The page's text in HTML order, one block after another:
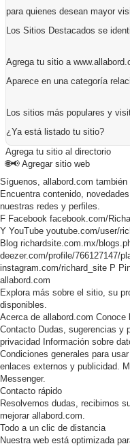
para quienes desean mayor
Los Sitios Destacados se
Agrega tu sitio a
Aparece en una categoría
Los sitios más populares y
¿Ya está listado tu sitio?
Agrega tu sitio al directorio
🌐📢 Agregar sitio web
Síguenos, allabord.com también
Encuentra contenido,
nuestras redes y perfiles.
F Facebook facebook.com/
Y YouTube youtube.com/user/
Blog richardsite.com.mx/
deezer.com/profile/766127147/
instagram.com/richard_site P
allabord.com
Explora más sobre el sitio, su
disponibles.
Acerca de allabord.com Conoce
Contacto Dudas, sugerencias y
privacidad Información sobre
Condiciones generales para
enlaces externos y publicidad.
Messenger.
Contacto rápido
Resolvemos dudas, recibimos
mejorar allabord.com.
Todo a un clic de distancia
Nuestra web está optimizada